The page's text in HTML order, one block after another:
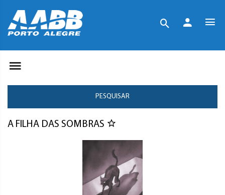
PESQUISAR
A FILHA DAS SOMBRAS